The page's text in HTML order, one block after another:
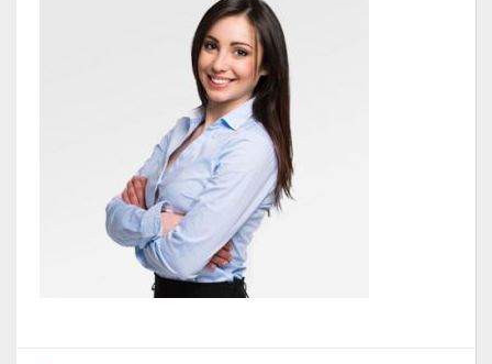
Administrações Anteriores
Estrutura e Competências
Educação e Cultura